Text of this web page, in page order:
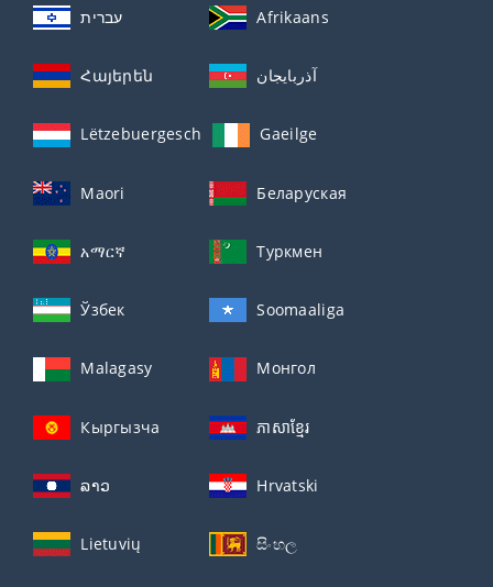
עברית Afrikaans
Հայերեն آذربايجان
Lëtzebuergesch Gaeilge
Maori Беларуская
አማርኛ Туркмен
Ўзбек Soomaaliga
Malagasy Монгол
Кыргызча ភាសាខ្មែរ
ລາວ Hrvatski
Lietuvių සිංහල